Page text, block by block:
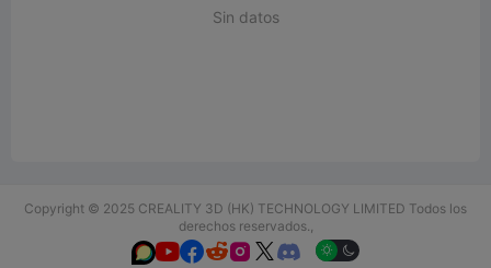
Sin datos
Copyright © 2025 CREALITY 3D (HK) TECHNOLOGY LIMITED Todos los
derechos reservados.,
  